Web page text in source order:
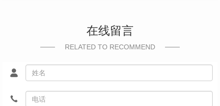
在线留言
RELATED TO RECOMMEND